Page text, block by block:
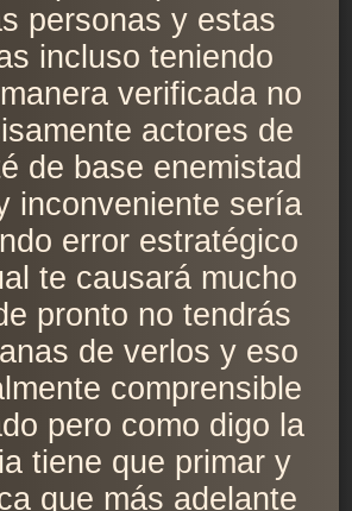
personas y estas
incluso teniendo
verificada no
actores de
de base enemistad
inconveniente sería
error estratégico
te causará mucho
pronto no tendrás
de verlos y eso
comprensible
pero como digo la
tiene que primar y
que más adelante